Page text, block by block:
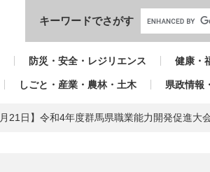
本文へ
キーワードでさがす
防災・安全・レジリエンス 健康・
しごと・産業・農林・土木 県政情報
月21日】令和4年度群馬県職業能力開発促進大